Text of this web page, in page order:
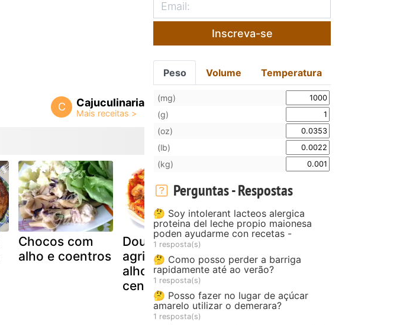
C Cajuculinaria
Chocos com
alho e coentros
Dourada
agridoce com
alho francês e
cenouras
Bolinhas de
queijo creme de
kéfir em azeite
Inscreva-se
Peso Volume Temperatura
(mg)
(g)
(oz)
(lb)
(kg)
Perguntas - Respostas
🤔 Soy intolerant lacteos alergica
proteina del leche propio maionesa
poden ayudarme con recetas -
1 resposta(s)
🤔 Como posso perder a barriga
rapidamente até ao verão?
1 resposta(s)
🤔 Posso fazer no lugar de açúcar
amarelo utilizar o demerara?
1 resposta(s)